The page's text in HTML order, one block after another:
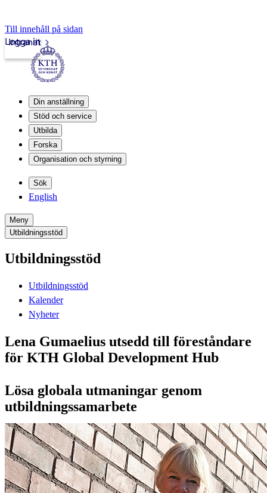
Till innehåll på sidan
Intranät
Logga in
Din anställning
Stöd och service
Utbilda
Forska
Organisation och styrning
Sök
English
Meny
Utbildningsstöd
Utbildningsstöd
Utbildningsstöd
Kalender
Nyheter
Lena Gumaelius utsedd till föreståndare
för KTH Global Development Hub
Lösa globala utmaningar genom
utbildningssamarbete